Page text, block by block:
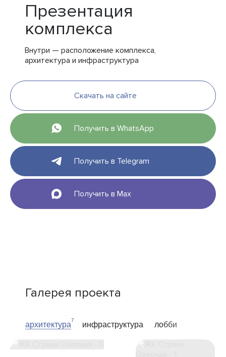
Презентация
комплекса
Внутри — расположение комплекса,
архитектура и инфраструктура
Скачать на сайте
Получить в WhatsApp
Получить в Telegram
Получить в Max
Галерея проекта
архитектура
7
инфраструктура лобби